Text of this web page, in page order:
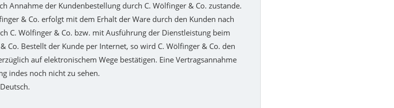
Annahme der Kundenbestellung durch C. Wölfinger & Co. zustande.
& Co. erfolgt mit dem Erhalt der Ware durch den Kunden nach
C. Wölfinger & Co. bzw. mit Ausführung der Dienstleistung beim
Co. Bestellt der Kunde per Internet, so wird C. Wölfinger & Co. den
auf elektronischem Wege bestätigen. Eine Vertragsannahme
indes noch nicht zu sehen.